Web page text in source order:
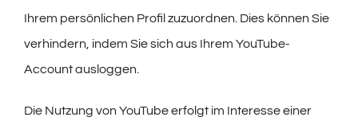
Ihrem persönlichen Profil zuzuordnen. Dies können Sie
verhindern, indem Sie sich aus Ihrem YouTube-
Account ausloggen.
Die Nutzung von YouTube erfolgt im Interesse einer